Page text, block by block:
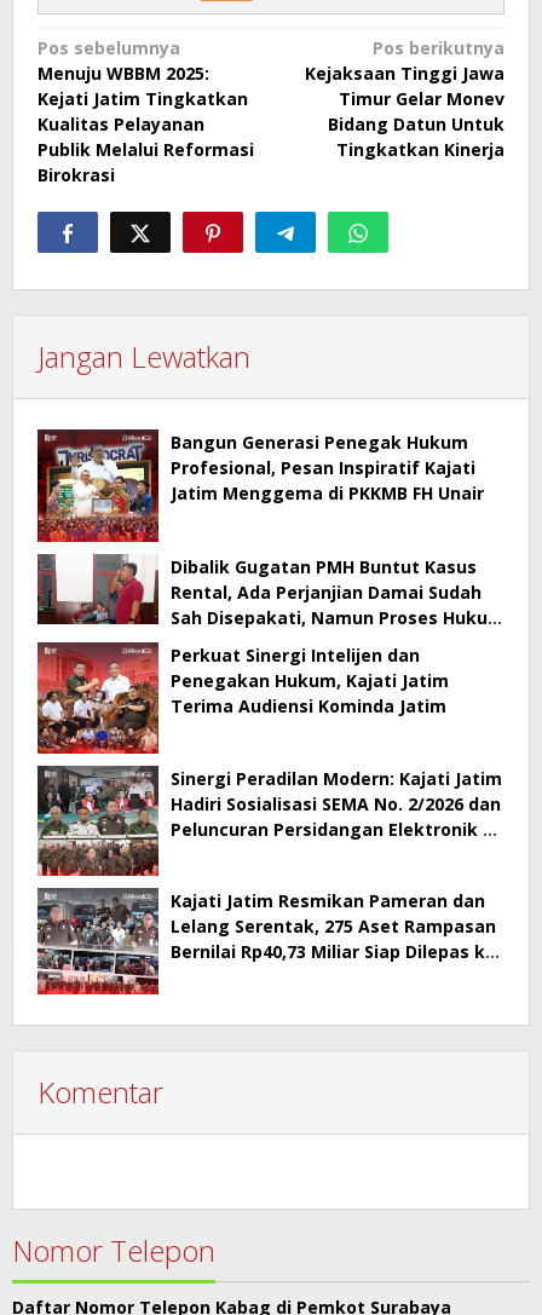
Navigasi
pos
Pos sebelumnya
Menuju WBBM 2025:
Kejati Jatim Tingkatkan
Kualitas Pelayanan
Publik Melalui Reformasi
Birokrasi
Pos berikutnya
Kejaksaan Tinggi Jawa
Timur Gelar Monev
Bidang Datun Untuk
Tingkatkan Kinerja
Jangan Lewatkan
Bangun Generasi Penegak Hukum
Profesional, Pesan Inspiratif Kajati
Jatim Menggema di PKKMB FH Unair
Dibalik Gugatan PMH Buntut Kasus
Rental, Ada Perjanjian Damai Sudah
Sah Disepakati, Namun Proses Hukum
Berlanjut
Perkuat Sinergi Intelijen dan
Penegakan Hukum, Kajati Jatim
Terima Audiensi Kominda Jatim
Sinergi Peradilan Modern: Kajati Jatim
Hadiri Sosialisasi SEMA No. 2/2026 dan
Peluncuran Persidangan Elektronik di
Kajati Jatim Resmikan Pameran dan
Lelang Serentak, 275 Aset Rampasan
Bernilai Rp40,73 Miliar Siap Dilepas ke
Komentar
Nomor Telepon
Daftar Nomor Telepon Kabag di Pemkot Surabaya